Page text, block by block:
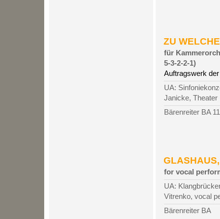
ZU
für
5-3-2-2-1)
Auftragswerk
UA:
Janicke, Theater
Bärenreiter BA
for vocal
UA:
Vitrenko, vocal
Bärenreiter BA